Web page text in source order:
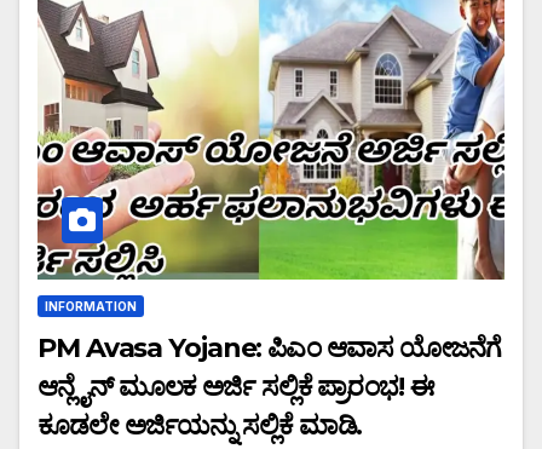
INFORMATION
PM Avasa Yojane: ಪಿಎಂ ಆವಾಸ ಯೋಜನೆಗೆ
ಆನ್ಲೈನ್ ಮೂಲಕ ಅರ್ಜಿ ಸಲ್ಲಿಕೆ ಪ್ರಾರಂಭ! ಈ
ಕೂಡಲೇ ಅರ್ಜಿಯನ್ನು ಸಲ್ಲಿಕೆ ಮಾಡಿ.